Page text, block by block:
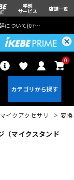
学割
サービス 店舗一覧
について(07月29日
0
マイクアクセサリ 変
（マイクスタンド